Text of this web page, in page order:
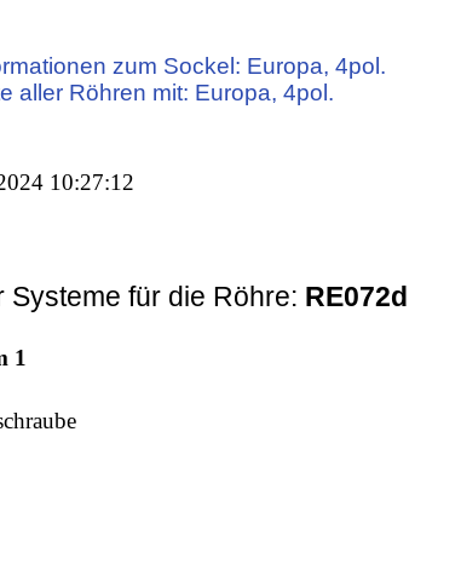
zum Sockel: Europa, 4pol.
aller Röhren mit: Europa, 4pol.
10:27:12
Systeme für die Röhre: RE072d
1